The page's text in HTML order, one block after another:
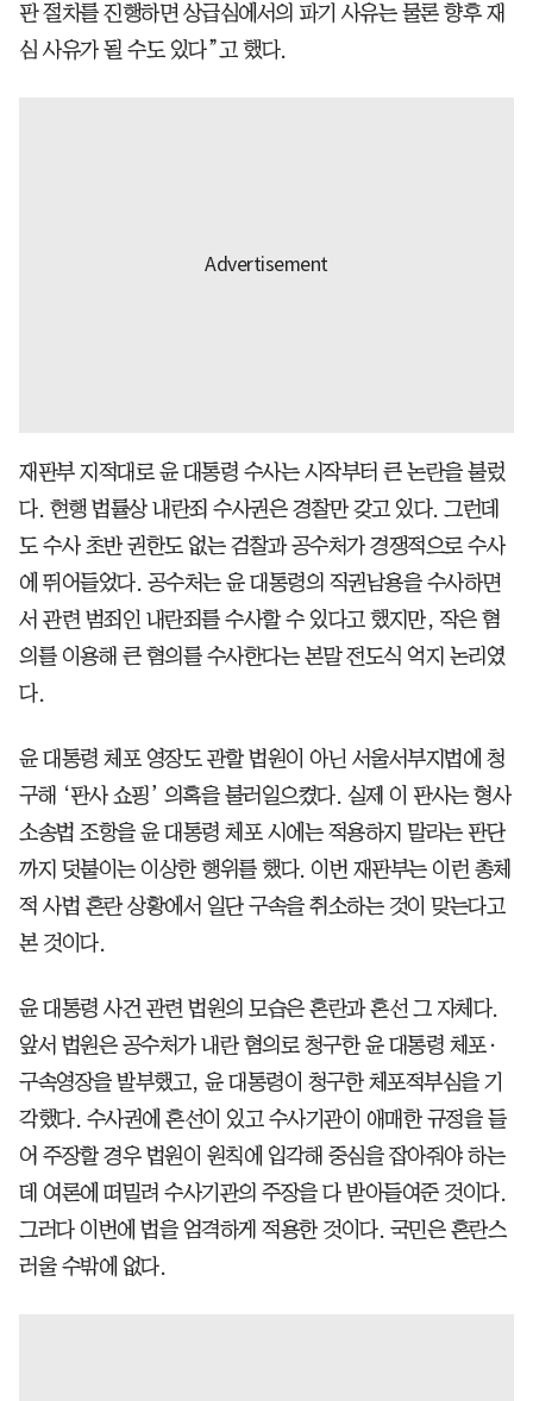
판 절차를 진행하면 상급심에서의 파기 사유는 물론 향후 재
심 사유가 될 수도 있다”고 했다.
재판부 지적대로 윤 대통령 수사는 시작부터 큰 논란을 불렀
다. 현행 법률상 내란죄 수사권은 경찰만 갖고 있다. 그런데
도 수사 초반 권한도 없는 검찰과 공수처가 경쟁적으로 수사
에 뛰어들었다. 공수처는 윤 대통령의 직권남용을 수사하면
서 관련 범죄인 내란죄를 수사할 수 있다고 했지만, 작은 혐
의를 이용해 큰 혐의를 수사한다는 본말 전도식 억지 논리였
다.
윤 대통령 체포 영장도 관할 법원이 아닌 서울서부지법에 청
구해 ‘판사 쇼핑’ 의혹을 불러일으켰다. 실제 이 판사는 형사
소송법 조항을 윤 대통령 체포 시에는 적용하지 말라는 판단
까지 덧붙이는 이상한 행위를 했다. 이번 재판부는 이런 총체
적 사법 혼란 상황에서 일단 구속을 취소하는 것이 맞는다고
본 것이다.
윤 대통령 사건 관련 법원의 모습은 혼란과 혼선 그 자체다.
앞서 법원은 공수처가 내란 혐의로 청구한 윤 대통령 체포·
구속영장을 발부했고, 윤 대통령이 청구한 체포적부심을 기
각했다. 수사권에 혼선이 있고 수사기관이 애매한 규정을 들
어 주장할 경우 법원이 원칙에 입각해 중심을 잡아줘야 하는
데 여론에 떠밀려 수사기관의 주장을 다 받아들여준 것이다.
그러다 이번에 법을 엄격하게 적용한 것이다. 국민은 혼란스
러울 수밖에 없다.